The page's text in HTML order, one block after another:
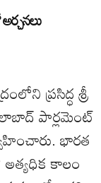
ప్రసిద్ధ శ్రీ
పార్లమెంట్
భారత
కాలం